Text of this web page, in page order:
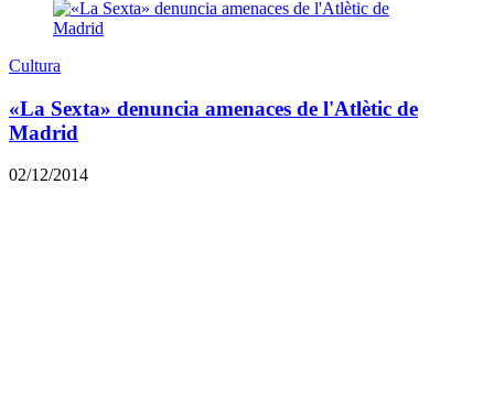
Cultura
«La Sexta» denuncia amenaces de l'Atlètic de
Madrid
02/12/2014